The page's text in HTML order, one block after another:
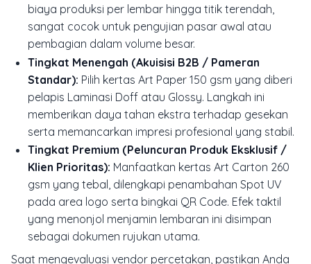
biaya produksi per lembar hingga titik terendah,
sangat cocok untuk pengujian pasar awal atau
pembagian dalam volume besar.
Tingkat Menengah (Akuisisi B2B / Pameran
Standar): Pilih kertas Art Paper 150 gsm yang diberi
pelapis Laminasi Doff atau Glossy. Langkah ini
memberikan daya tahan ekstra terhadap gesekan
serta memancarkan impresi profesional yang stabil.
Tingkat Premium (Peluncuran Produk Eksklusif /
Klien Prioritas): Manfaatkan kertas Art Carton 260
gsm yang tebal, dilengkapi penambahan Spot UV
pada area logo serta bingkai QR Code. Efek taktil
yang menonjol menjamin lembaran ini disimpan
sebagai dokumen rujukan utama.
Saat mengevaluasi vendor percetakan, pastikan Anda